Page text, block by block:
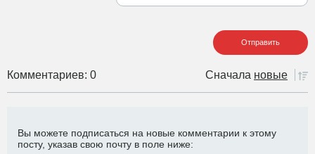
Комментариев: 0 Сначала новые
Вы можете подписаться на новые комментарии к этому
посту, указав свою почту в поле ниже: